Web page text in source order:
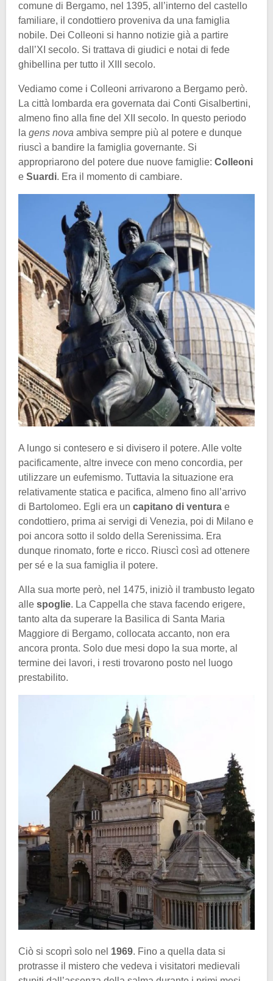
comune di Bergamo, nel 1395, all’interno del castello
familiare, il condottiero proveniva da una famiglia
nobile. Dei Colleoni si hanno notizie già a partire
dall’XI secolo. Si trattava di giudici e notai di fede
ghibellina per tutto il XIII secolo.
Vediamo come i Colleoni arrivarono a Bergamo però.
La città lombarda era governata dai Conti Gisalbertini,
almeno fino alla fine del XII secolo. In questo periodo
la gens nova ambiva sempre più al potere e dunque
riuscì a bandire la famiglia governante. Si
appropriarono del potere due nuove famiglie: Colleoni
e Suardi. Era il momento di cambiare.
A lungo si contesero e si divisero il potere. Alle volte
pacificamente, altre invece con meno concordia, per
utilizzare un eufemismo. Tuttavia la situazione era
relativamente statica e pacifica, almeno fino all’arrivo
di Bartolomeo. Egli era un capitano di ventura e
condottiero, prima ai servigi di Venezia, poi di Milano e
poi ancora sotto il soldo della Serenissima. Era
dunque rinomato, forte e ricco. Riuscì così ad ottenere
per sé e la sua famiglia il potere.
Alla sua morte però, nel 1475, iniziò il trambusto legato
alle spoglie. La Cappella che stava facendo erigere,
tanto alta da superare la Basilica di Santa Maria
Maggiore di Bergamo, collocata accanto, non era
ancora pronta. Solo due mesi dopo la sua morte, al
termine dei lavori, i resti trovarono posto nel luogo
prestabilito.
Ciò si scoprì solo nel 1969. Fino a quella data si
protrasse il mistero che vedeva i visitatori medievali